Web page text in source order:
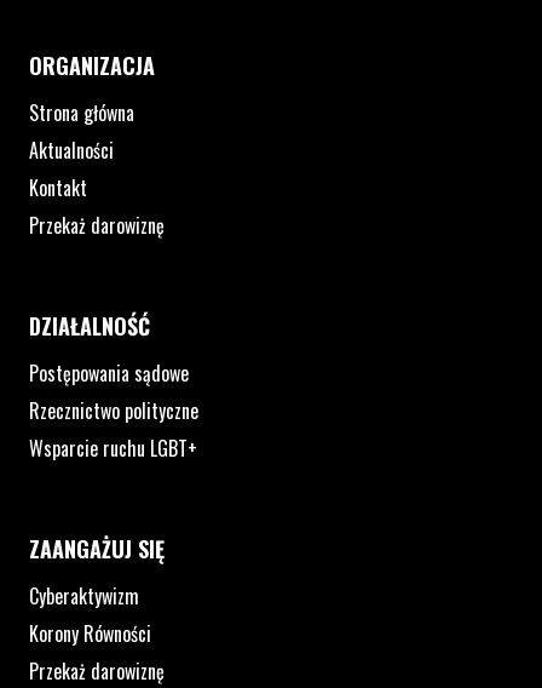
ORGANIZACJA
Strona główna
Aktualności
Kontakt
Przekaż darowiznę
DZIAŁALNOŚĆ
Postępowania sądowe
Rzecznictwo polityczne
Wsparcie ruchu LGBT+
ZAANGAŻUJ SIĘ
Cyberaktywizm
Korony Równości
Przekaż darowiznę